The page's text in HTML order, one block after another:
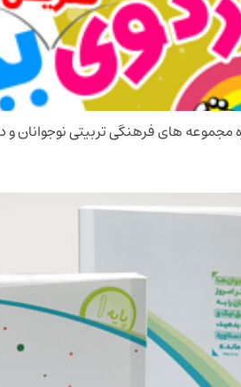
مجموعه های فرهنگی تربیتی نوجوانان